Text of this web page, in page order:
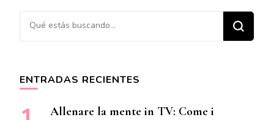
¿Buscas algo?
ENTRADAS RECIENTES
Allenare la mente in TV: Come i